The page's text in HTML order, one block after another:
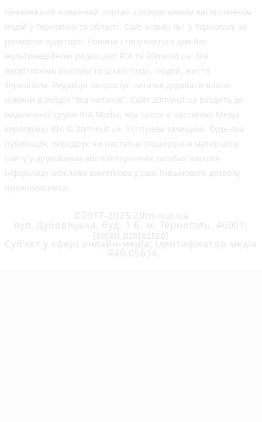
Незалежний новинний портал з оперативним висвітленням
подій у Тернополі та області. Сайт новин №1 у Тернополі за
розміром аудиторії. Новини створюються для Вас
мультимедійною редакцією RIA та 20minut.ua. Ми
висвітлюємо важливі та цікаві події, людей, життя
Тернополя. Редакція запрошує читачів додавати власні
новини в розділ "Від читачів". Сайт 20minut.ua входить до
видавничої групи RIA Media, яка також є частиною Медіа
корпорації RIA © 20minut.ua. Усі права захищені. Будь-яка
публiкацiя, передрук чи наступне поширення матеріалів
сайту у друкованих або електронних засобах масової
інформації можлива винятково у разі письмового дозволу
правовласника.
©2017-2025 20minut.ua
вул. Дубовецька, буд. 1-б, м. Тернопіль, 46001;
[email protected]
Cуб'єкт у сфері онлайн-медіа; ідентифікатор медіа
- R40-05634.